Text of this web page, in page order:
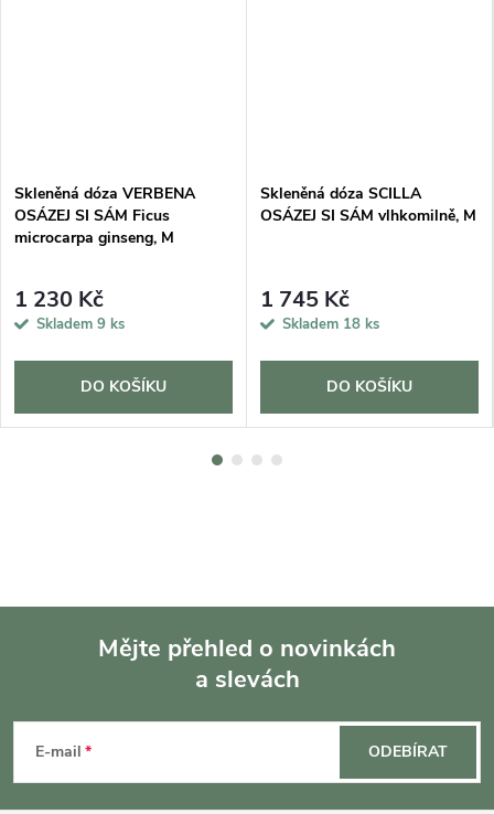
Skleněná dóza VERBENA
OSÁZEJ SI SÁM Ficus
microcarpa ginseng, M
1 230 Kč
Skladem 9 ks
DO KOŠÍKU
Skleněná dóza SCILLA
OSÁZEJ SI SÁM vlhkomilně, M
1 745 Kč
Skladem 18 ks
DO KOŠÍKU
Mějte přehled o novinkách
a slevách
E-mail ODEBÍRAT